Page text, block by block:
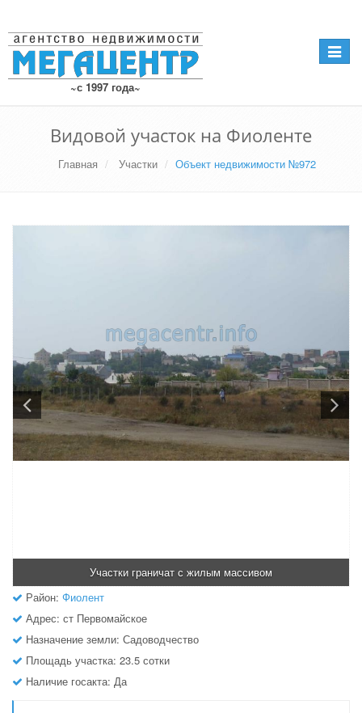
~с 1997 года~
Видовой участок на Фиоленте
Главная Участки Объект недвижимости №972
Участки граничат с жилым массивом
Район: Фиолент
Адрес: ст Первомайское
Назначение земли: Садоводчество
Площадь участка: 23.5 сотки
Наличие госакта: Да